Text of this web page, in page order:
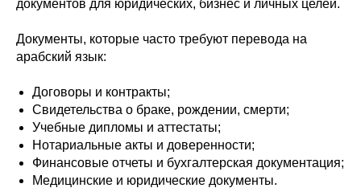
документов для юридических, бизнес и личных целей.
Документы, которые часто требуют перевода на
арабский язык:
Договоры и контракты;
Свидетельства о браке, рождении, смерти;
Учебные дипломы и аттестаты;
Нотариальные акты и доверенности;
Финансовые отчеты и бухгалтерская документация;
Медицинские и юридические документы.